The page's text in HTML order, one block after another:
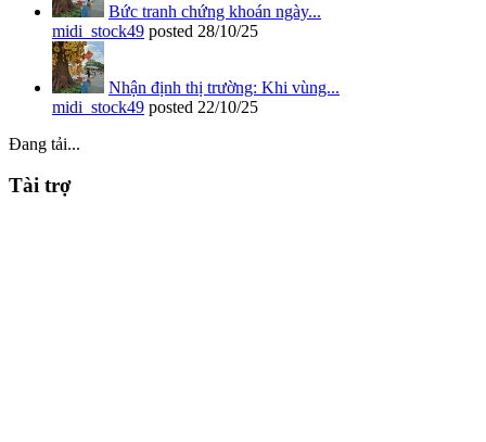
Bức tranh chứng khoán ngày...
midi_stock49 posted 28/10/25
Nhận định thị trường: Khi vùng...
midi_stock49 posted 22/10/25
Đang tải...
Tài trợ